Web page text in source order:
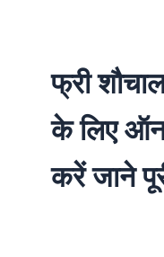
फ्री
के लिए
करें जाने